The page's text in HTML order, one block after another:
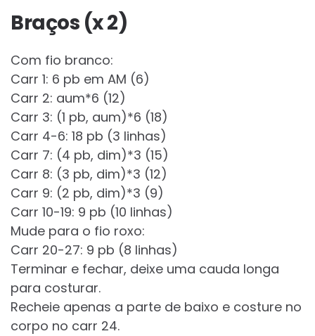
Braços (x 2)
Com fio branco:
Carr 1: 6 pb em AM (6)
Carr 2: aum*6 (12)
Carr 3: (1 pb, aum)*6 (18)
Carr 4-6: 18 pb (3 linhas)
Carr 7: (4 pb, dim)*3 (15)
Carr 8: (3 pb, dim)*3 (12)
Carr 9: (2 pb, dim)*3 (9)
Carr 10-19: 9 pb (10 linhas)
Mude para o fio roxo:
Carr 20-27: 9 pb (8 linhas)
Terminar e fechar, deixe uma cauda longa
para costurar.
Recheie apenas a parte de baixo e costure no
corpo no carr 24.